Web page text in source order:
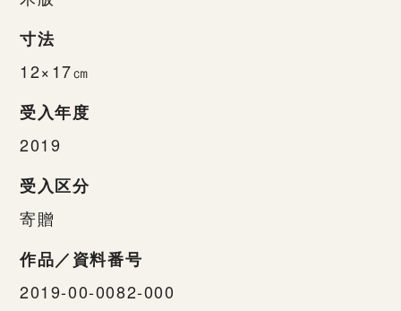
寸法
12×17㎝
受入年度
2019
受入区分
寄贈
作品／資料番号
2019-00-0082-000